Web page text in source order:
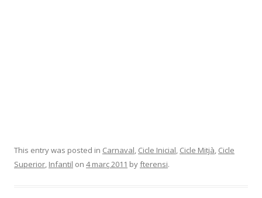
This entry was posted in Carnaval, Cicle Inicial, Cicle Mitjà, Cicle
Superior, Infantil on 4 març 2011 byfterensi.